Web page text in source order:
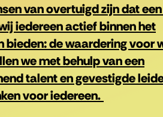
van overtuigd zijn dat
iedereen actief binnen het
de waardering voor
we met behulp van een
talent en gevestigde
voor iedereen.